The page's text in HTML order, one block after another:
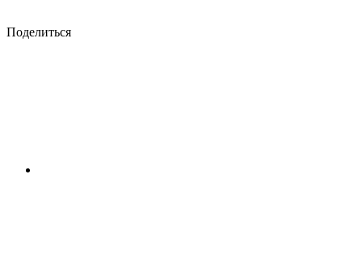
Поделиться